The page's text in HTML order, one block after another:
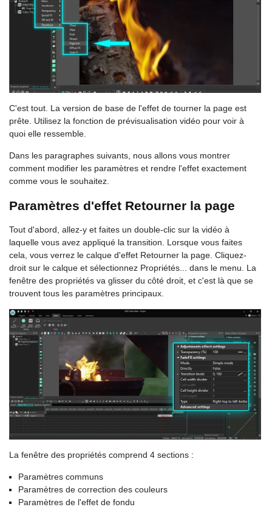
C'est tout. La version de base de l'effet de tourner la page est
prête. Utilisez la fonction de prévisualisation vidéo pour voir à
quoi elle ressemble.
Dans les paragraphes suivants, nous allons vous montrer
comment modifier les paramètres et rendre l'effet exactement
comme vous le souhaitez.
Paramètres d'effet Retourner la page
Tout d'abord, allez-y et faites un double-clic sur la vidéo à
laquelle vous avez appliqué la transition. Lorsque vous faites
cela, vous verrez le calque d'effet Retourner la page. Cliquez-
droit sur le calque et sélectionnez Propriétés... dans le menu. La
fenêtre des propriétés va glisser du côté droit, et c'est là que se
trouvent tous les paramètres principaux.
La fenêtre des propriétés comprend 4 sections :
Paramètres communs
Paramètres de correction des couleurs
Paramètres de l'effet de fondu